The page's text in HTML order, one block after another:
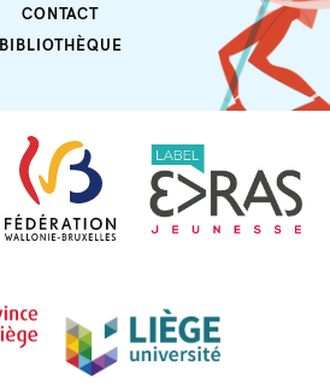
CONTACT
BIBLIOTHÈQUE